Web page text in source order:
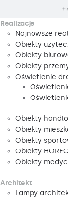
Realizacje
Najnowsze
Obiekty
Obiekty
Obiekty
Oświetlenie
Obiekty
Obiekty
Obiekty
Obiekty
Obiekty
Architekt
Lampy